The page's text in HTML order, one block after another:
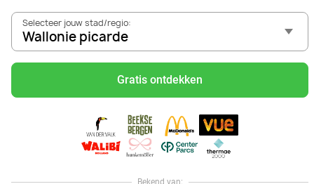
Selecteer jouw stad/regio:
Wallonie picarde
Gratis ontdekken
Bekend van:
inspiratie uit onze blogs
Mangez des sushis à Wallonie picarde
Mangez à volonté à Wallonie picarde
Center Parcs Les Ardennes
Spelen met korting bij Pretland via Social Deal